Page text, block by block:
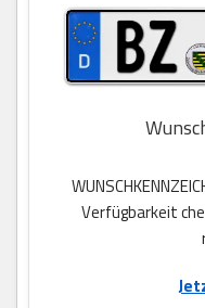
Verfügbarkeit